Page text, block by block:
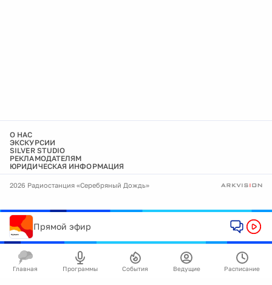
О НАС
ЭКСКУРСИИ
SILVER STUDIO
РЕКЛАМОДАТЕЛЯМ
ЮРИДИЧЕСКАЯ ИНФОРМАЦИЯ
2026 Радиостанция «Серебряный Дождь»
Прямой эфир
Главная Программы События Ведущие Расписание